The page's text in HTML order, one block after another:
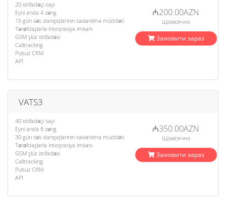
20 istifadəçi sayı
Eyni anda 4 zəng
15 gün səs danışıqlarının saxlanılma müddəti
Tərəfdaşlarla inteqrasiya imkanı
GSM şlüz istifadəsi
Calltracking
Pulsuz CRM
APİ
₼200.00AZN
Щомісячно
Замовити зараз
VATS3
40 istifadəçi sayı
Eyni anda 8 zəng
30 gün səs danışıqlarının saxlanılma müddəti
Tərəfdaşlarla inteqrasiya imkanı
GSM şlüz istifadəsi
Calltracking
Pulsuz CRM
APİ
₼350.00AZN
Щомісячно
Замовити зараз